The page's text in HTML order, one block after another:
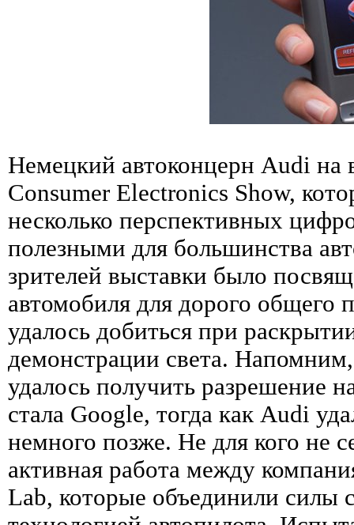
Немецкий автоконцерн Audi на
Consumer Electronics Show,
несколько перспективных
полезными для большинства
зрителей выставки было
автомобиля для дорого общего
удалось добиться при
демонстрации света.
удалось получить разрешение
стала Google, тогда как Audi
немного позже. Не для кого не
активная работа между
Lab, которые объединили силы